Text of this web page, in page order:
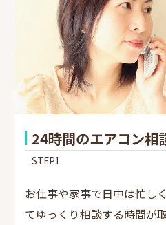
24時間のエアコン相
STEP1
お仕事や家事で日中は忙し
てゆっくり相談する時間が